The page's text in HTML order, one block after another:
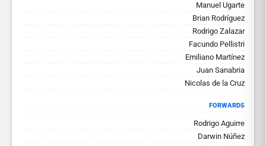
Manuel Ugarte
Brian Rodríguez
Rodrigo Zalazar
Facundo Pellistri
Emiliano Martínez
Juan Sanabria
Nicolas de la Cruz
FORWARDS
Rodrigo Aguirre
Darwin Núñez